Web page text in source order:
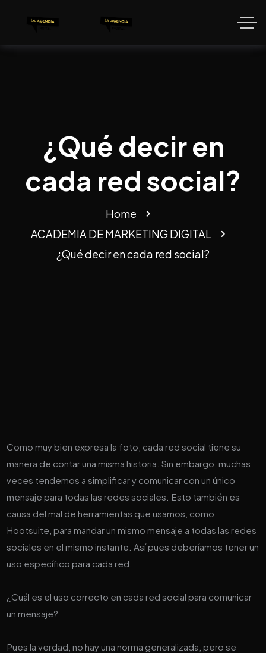
¿Qué decir en
cada red social?
Home
ACADEMIA DE MARKETING DIGITAL
¿Qué decir en cada red social?
Como muy bien expresa la foto, cada red social tiene su
manera de contar una misma historia. Sin embargo, muchas
veces tendemos a simplificar y comunicar con un único
mensaje para todas las redes sociales. Esto también es
causa del mal de herramientas que usamos, como
Hootsuite, para mandar un mismo mensaje a todas las redes
sociales en el mismo instante. Así pues deberíamos tener un
uso específico para cada red.
¿Cuál es el uso correcto en cada red social para comunicar
un mensaje?
Pues la verdad, no hay una norma generalizada, pero se